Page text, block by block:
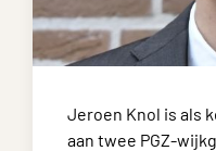
Jeroen Knol is als
aan twee PGZ-